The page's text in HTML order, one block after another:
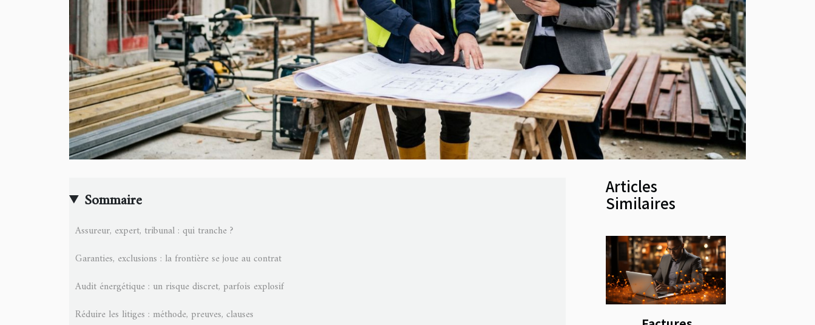
Sommaire
Assureur, expert, tribunal : qui tranche ?
Garanties, exclusions : la frontière se joue au contrat
Audit énergétique : un risque discret, parfois explosif
Réduire les litiges : méthode, preuves, clauses
Articles
Similaires